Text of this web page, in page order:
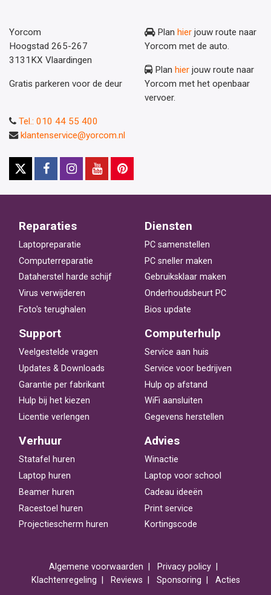
Yorcom
Hoogstad 265-267
3131KX Vlaardingen
Gratis parkeren voor de deur
Plan hier jouw route naar
Yorcom met de auto.
Plan hier jouw route naar
Yorcom met het openbaar
vervoer.
Tel.: 010 44 55 400
klantenservice@yorcom.nl
Reparaties
Laptopreparatie
Computerreparatie
Dataherstel harde schijf
Virus verwijderen
Foto's terughalen
Diensten
PC samenstellen
PC sneller maken
Gebruiksklaar maken
Onderhoudsbeurt PC
Bios update
Support
Veelgestelde vragen
Updates & Downloads
Garantie per fabrikant
Hulp bij het kiezen
Licentie verlengen
Computerhulp
Service aan huis
Service voor bedrijven
Hulp op afstand
WiFi aansluiten
Gegevens herstellen
Verhuur
Statafel huren
Laptop huren
Beamer huren
Racestoel huren
Projectiescherm huren
Advies
Winactie
Laptop voor school
Cadeau ideeën
Print service
Kortingscode
Algemene voorwaarden
Privacy policy
Klachtenregeling
Reviews Sponsoring Acties